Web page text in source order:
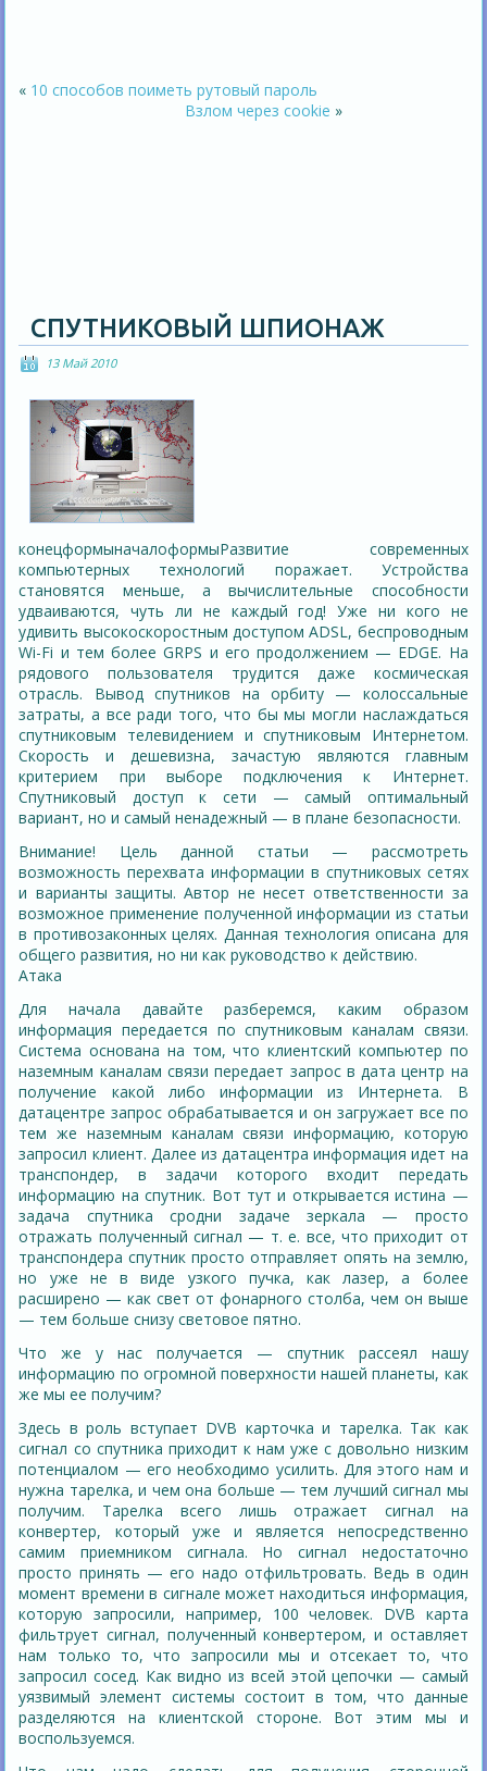
« 10 способов поиметь рутовый пароль
Взлом через cookie »
СПУТНИКОВЫЙ ШПИОНАЖ
13 Май 2010
конецформыначалоформыРазвитие современных
компьютерных технологий поражает. Устройства
становятся меньше, а вычислительные способности
удваиваются, чуть ли не каждый год! Уже ни кого не
удивить высокоскоростным доступом ADSL, беспроводным
Wi-Fi и тем более GRPS и его продолжением — EDGE. На
рядового пользователя трудится даже космическая
отрасль. Вывод спутников на орбиту — колоссальные
затраты, а все ради того, что бы мы могли наслаждаться
спутниковым телевидением и спутниковым Интернетом.
Скорость и дешевизна, зачастую являются главным
критерием при выборе подключения к Интернет.
Спутниковый доступ к сети — самый оптимальный
вариант, но и самый ненадежный — в плане безопасности.
Внимание! Цель данной статьи — рассмотреть
возможность перехвата информации в спутниковых сетях
и варианты защиты. Автор не несет ответственности за
возможное применение полученной информации из статьи
в противозаконных целях. Данная технология описана для
общего развития, но ни как руководство к действию.
Атака
Для начала давайте разберемся, каким образом
информация передается по спутниковым каналам связи.
Система основана на том, что клиентский компьютер по
наземным каналам связи передает запрос в дата центр на
получение какой либо информации из Интернета. В
датацентре запрос обрабатывается и он загружает все по
тем же наземным каналам связи информацию, которую
запросил клиент. Далее из датацентра информация идет на
транспондер, в задачи которого входит передать
информацию на спутник. Вот тут и открывается истина —
задача спутника сродни задаче зеркала — просто
отражать полученный сигнал — т. е. все, что приходит от
транспондера спутник просто отправляет опять на землю,
но уже не в виде узкого пучка, как лазер, а более
расширено — как свет от фонарного столба, чем он выше
— тем больше снизу световое пятно.
Что же у нас получается — спутник рассеял нашу
информацию по огромной поверхности нашей планеты, как
же мы ее получим?
Здесь в роль вступает DVB карточка и тарелка. Так как
сигнал со спутника приходит к нам уже с довольно низким
потенциалом — его необходимо усилить. Для этого нам и
нужна тарелка, и чем она больше — тем лучший сигнал мы
получим. Тарелка всего лишь отражает сигнал на
конвертер, который уже и является непосредственно
самим приемником сигнала. Но сигнал недостаточно
просто принять — его надо отфильтровать. Ведь в один
момент времени в сигнале может находиться информация,
которую запросили, например, 100 человек. DVB карта
фильтрует сигнал, полученный конвертером, и оставляет
нам только то, что запросили мы и отсекает то, что
запросил сосед. Как видно из всей этой цепочки — самый
уязвимый элемент системы состоит в том, что данные
разделяются на клиентской стороне. Вот этим мы и
воспользуемся.